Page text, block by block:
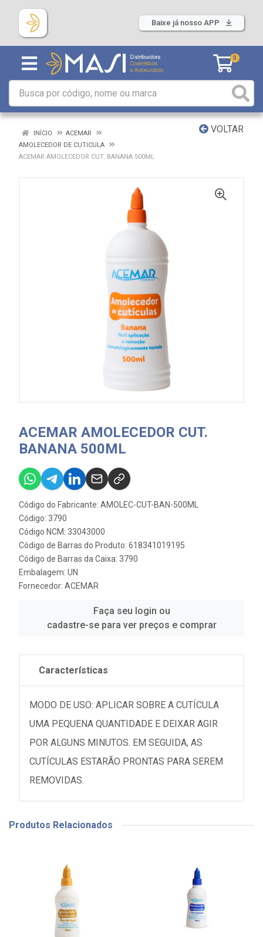
Baixe já nosso APP
0
VOLTAR
INÍCIO
ACEMAR
AMOLECEDOR DE CUTICULA
ACEMAR AMOLECEDOR CUT. BANANA 500ML
ACEMAR AMOLECEDOR CUT.
BANANA 500ML
Código do Fabricante: AMOLEC-CUT-BAN-500ML
Código: 3790
Código NCM: 33043000
Código de Barras do Produto: 618341019195
Código de Barras da Caixa: 3790
Embalagem: UN
Fornecedor: ACEMAR
Faça seu login ou
cadastre-se para ver preços e comprar
Características
MODO DE USO: APLICAR SOBRE A CUTÍCULA
UMA PEQUENA QUANTIDADE E DEIXAR AGIR
POR ALGUNS MINUTOS. EM SEGUIDA, AS
CUTÍCULAS ESTARÃO PRONTAS PARA SEREM
REMOVIDAS.
Produtos Relacionados